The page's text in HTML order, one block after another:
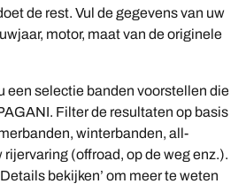
de rest. Vul de gegevens van uw
motor, maat van de originele
een selectie banden voorstellen die
Filter de resultaten op basis
winterbanden, all-
(offroad, op de weg enz.).
bekijken’ om meer te weten